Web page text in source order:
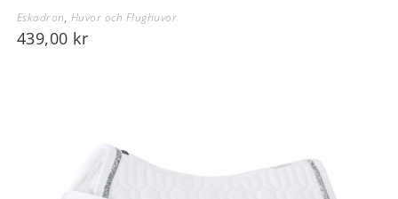
Eskadron, Huvor och Flughuvor
439,00 kr